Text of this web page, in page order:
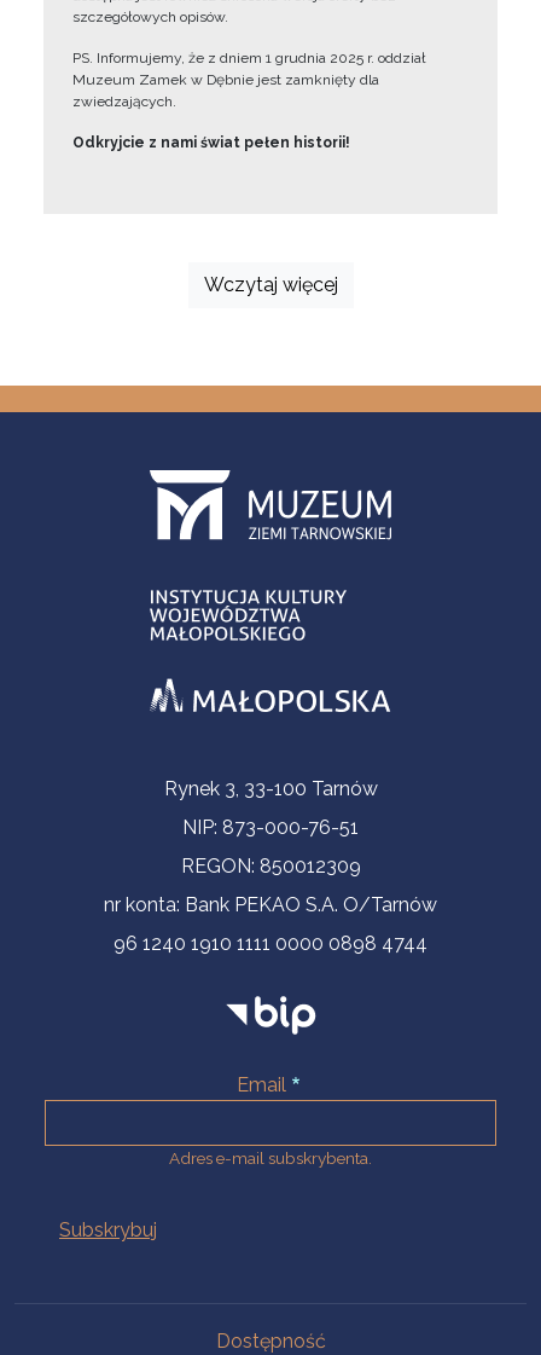
szczegółowych opisów.
PS. Informujemy, że z dniem 1 grudnia 2025 r. oddział
Muzeum Zamek w Dębnie jest zamknięty dla
zwiedzających.
Odkryjcie z nami świat pełen historii!
Wczytaj więcej
Informacje kontaktoweRynek 3, 33-100 Tarnów
NIP: 873-000-76-51
REGON: 850012309
nr konta: Bank PEKAO S.A. O/Tarnów
96 1240 1910 1111 0000 0898 4744
Email
Adres e-mail subskrybenta.
Dostępność